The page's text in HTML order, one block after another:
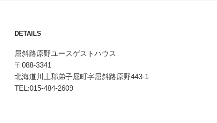
DETAILS
屈斜路原野ユースゲストハウス
〒088-3341
北海道川上郡弟子屈町字屈斜路原野443-1
TEL:015-484-2609